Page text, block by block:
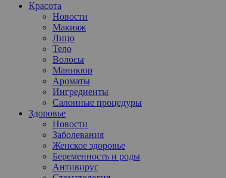
Красота
Новости
Макияж
Лицо
Тело
Волосы
Маникюр
Ароматы
Ингредиенты
Салонные процедуры
Здоровье
Новости
Заболевания
Женское здоровье
Беременность и роды
Антивирус